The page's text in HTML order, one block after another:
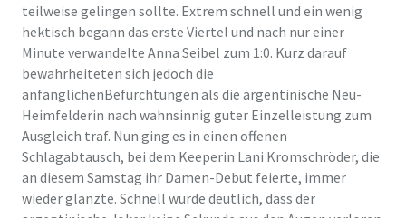
teilweise gelingen sollte. Extrem schnell und ein wenig
hektisch begann das erste Viertel und nach nur einer
Minute verwandelte Anna Seibel zum 1:0. Kurz darauf
bewahrheiteten sich jedoch die
anfänglichenBefürchtungen als die argentinische Neu-
Heimfelderin nach wahnsinnig guter Einzelleistung zum
Ausgleich traf. Nun ging es in einen offenen
Schlagabtausch, bei dem Keeperin Lani Kromschröder, die
an diesem Samstag ihr Damen-Debut feierte, immer
wieder glänzte. Schnell wurde deutlich, dass der